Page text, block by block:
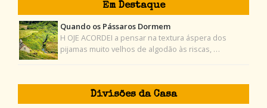
Em Destaque
Quando os Pássaros Dormem
H OJE ACORDEI a pensar na textura áspera dos
pijamas muito velhos de algodão às riscas, …
Divisões da Casa